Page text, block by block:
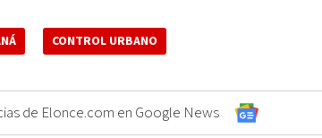
CONTROL URBANO
de Elonce.com en Google News